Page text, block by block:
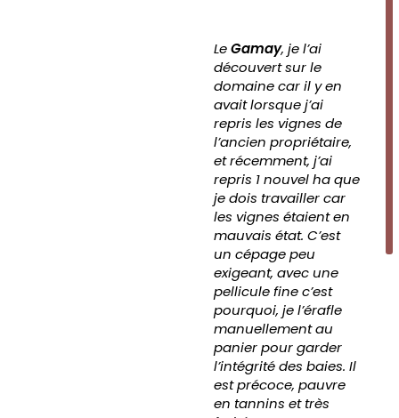
LeGamay, je l’ai
découvert sur le
domaine car il y en
avait lorsque j’ai
repris les vignes de
l’ancien propriétaire,
et récemment, j’ai
repris 1 nouvel ha que
je dois travailler car
les vignes étaient en
mauvais état. C’est
un cépage peu
exigeant, avec une
pellicule fine c’est
pourquoi, je l’érafle
manuellement au
panier pour garder
l’intégrité des baies. Il
est précoce, pauvre
en tannins et très